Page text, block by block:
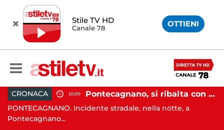
Stile TV HD
Canale 78 OTTIENI
CRONACA 10:09 Pontecagnano, si ribalta con l'auto alla rotatoria: giovane ferito
PONTECAGNANO. Incidente stradale, nella notte, a
Pontecagnano...